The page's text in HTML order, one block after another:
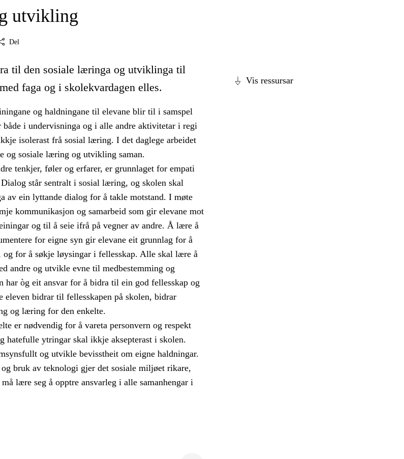
utvikling
Del
Vis ressursar
til den sosiale læringa og utviklinga til
faga og i skolekvardagen elles.
og haldningane til elevane blir til i samspel
i undervisninga og i alle andre aktivitetar i regi
isolerast frå sosial læring. I det daglege arbeidet
og sosiale læring og utvikling saman.
tenkjer, føler og erfarer, er grunnlaget for empati
står sentralt i sosial læring, og skolen skal
av ein lyttande dialog for å takle motstand. I møte
kommunikasjon og samarbeid som gir elevane mot
og til å seie ifrå på vegner av andre. Å lære å
for eigne syn gir elevane eit grunnlag for å
og for å søkje løysingar i fellesskap. Alle skal lære å
andre og utvikle evne til medbestemming og
har òg eit ansvar for å bidra til ein god fellesskap og
bidrar til fellesskapen på skolen, bidrar
og læring for den enkelte.
er nødvendig for å vareta personvern og respekt
hatefulle ytringar skal ikkje aksepterast i skolen.
og utvikle bevisstheit om eigne haldningar.
bruk av teknologi gjer det sosiale miljøet rikare,
lære seg å opptre ansvarleg i alle samanhengar i